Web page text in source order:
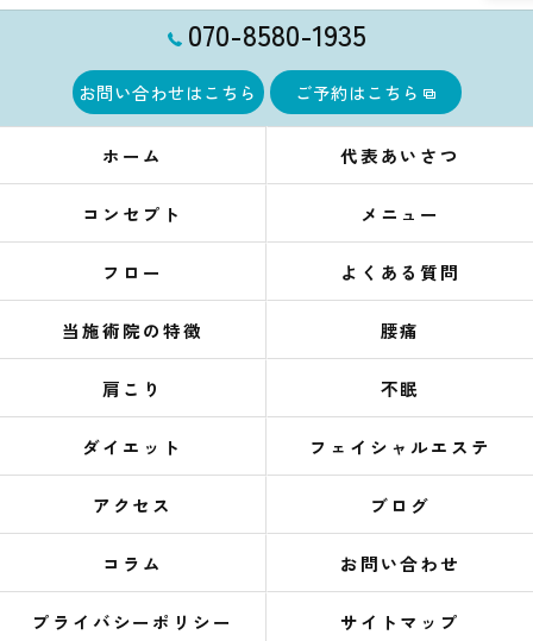
070-8580-1935
お問い合わせはこちら ご予約はこちら
ホーム 代表あいさつ
コンセプト メニュー
フロー よくある質問
当施術院の特徴 腰痛
肩こり 不眠
ダイエット フェイシャルエステ
アクセス ブログ
コラム お問い合わせ
プライバシーポリシー サイトマップ